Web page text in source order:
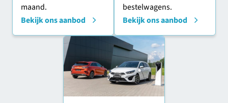
maand.
Bekijk ons aanbod
bestelwagens.
Bekijk ons aanbod